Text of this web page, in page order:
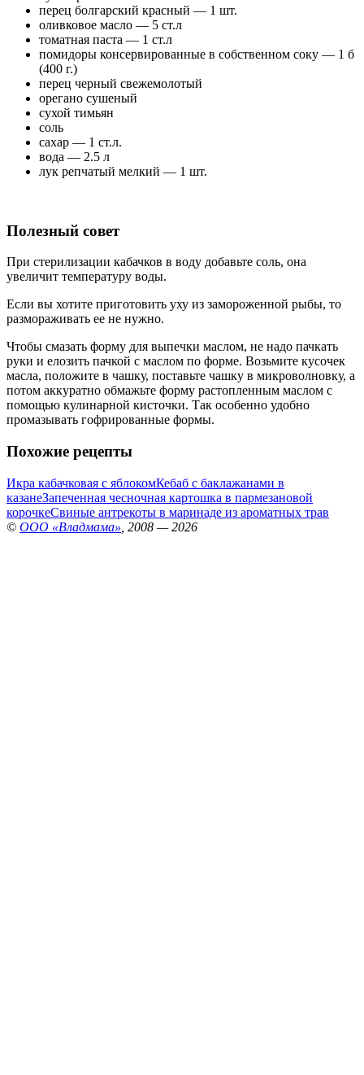
перец болгарский красный — 1 шт.
оливковое масло — 5 ст.л
томатная паста — 1 ст.л
помидоры консервированные в собственном соку — 1 б
(400 г.)
перец черный свежемолотый
орегано сушеный
сухой тимьян
соль
сахар — 1 ст.л.
вода — 2.5 л
лук репчатый мелкий — 1 шт.
Полезный совет
При стерилизации кабачков в воду добавьте соль, она
увеличит температуру воды.
Если вы хотите приготовить уху из замороженной рыбы, то
размораживать ее не нужно.
Чтобы смазать форму для выпечки маслом, не надо пачкать
руки и елозить пачкой с маслом по форме. Возьмите кусочек
масла, положите в чашку, поставьте чашку в микроволновку, а
потом аккуратно обмажьте форму растопленным маслом с
помощью кулинарной кисточки. Так особенно удобно
промазывать гофрированные формы.
Похожие рецепты
Икра кабачковая с яблокомКебаб с баклажанами в
казанеЗапеченная чесночная картошка в пармезановой
корочкеСвиные антрекоты в маринаде из ароматных трав
© ООО «Владмама» , 2008 — 2026